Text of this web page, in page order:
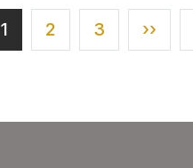
Current page
1 Страна
2 Страна
3 Next
››